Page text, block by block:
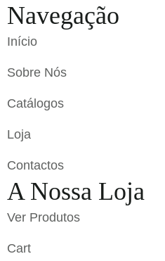
Navegação
Início
Sobre Nós
Catálogos
Loja
Contactos
A Nossa Loja
Ver Produtos
Cart